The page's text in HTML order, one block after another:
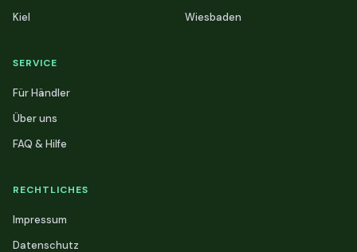
Kiel
Wiesbaden
SERVICE
Für Händler
Über uns
FAQ & Hilfe
RECHTLICHES
Impressum
Datenschutz